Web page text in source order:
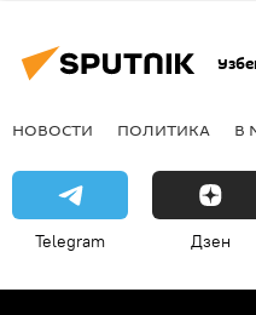
НОВОСТИ ПОЛИТИКА В
Telegram Дзен